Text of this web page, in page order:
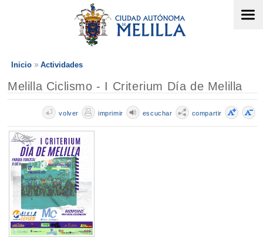
Inicio Actividades
Melilla Ciclismo - I Criterium Día de Melilla
compartir
escuchar
imprimir
volver